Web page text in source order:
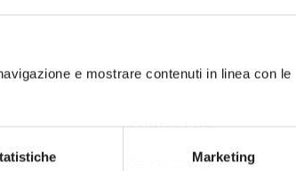
e mostrare contenuti in linea con le
Marketing
CONTACT US
Tel: +39 02 84980400